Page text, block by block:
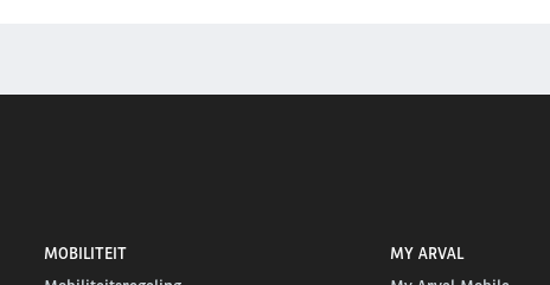
MOBILITEIT
MY ARVAL